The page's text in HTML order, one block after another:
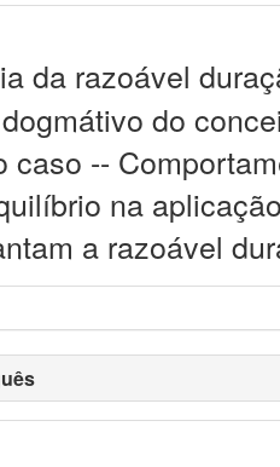
da razoável
do
caso --
na
a razoável